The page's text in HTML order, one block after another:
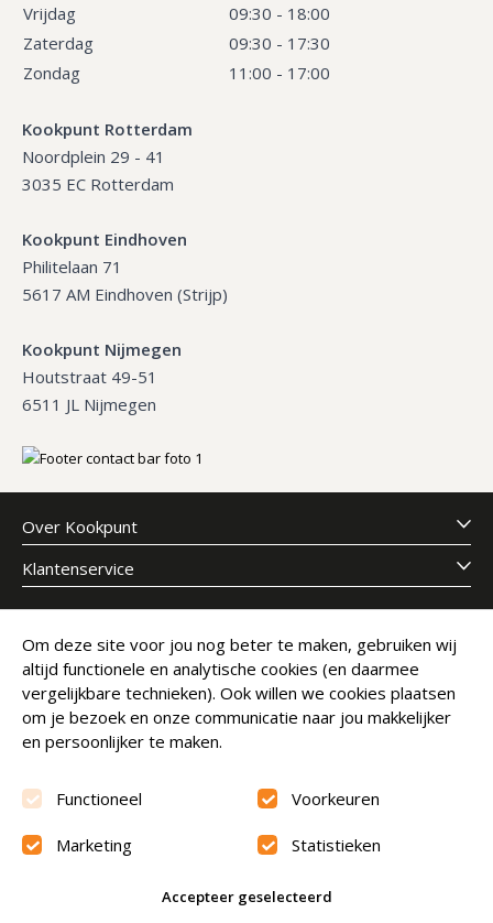
Vrijdag
09:30 - 18:00
Zaterdag
09:30 - 17:30
Zondag
11:00 - 17:00
Kookpunt Rotterdam
Noordplein 29 - 41
3035 EC Rotterdam
Kookpunt Eindhoven
Philitelaan 71
5617 AM Eindhoven (Strijp)
Kookpunt Nijmegen
Houtstraat 49-51
6511 JL Nijmegen
Over Kookpunt
Klantenservice
Meld je aan voor onze nieuwsbrief
E-mailadres
Abonneer
Beoordeling9.6
Om deze site voor jou nog beter te maken, gebruiken wij
altijd functionele en analytische cookies (en daarmee
vergelijkbare technieken). Ook willen we cookies plaatsen
om je bezoek en onze communicatie naar jou makkelijker
en persoonlijker te maken.
Functioneel Voorkeuren
Marketing Statistieken
Accepteer geselecteerd